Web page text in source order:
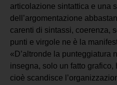
articolazione sintattica e una
dell’argomentazione
carenti di sintassi, coerenza,
punti e virgole ne è la
«D’altronde la punteggiatura
insegna, solo un fatto grafico,
cioè scandisce